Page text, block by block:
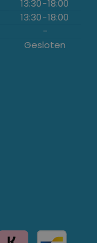
13:30-18:00
13:30-18:00
-
Gesloten